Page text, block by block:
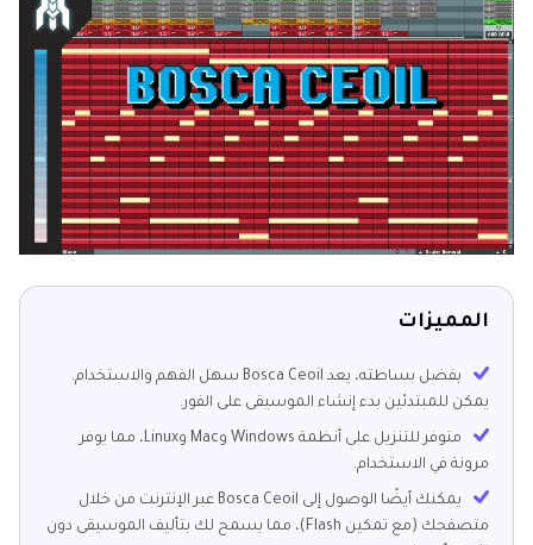
المميزات
بفضل بساطته، يعد Bosca Ceoil سهل الفهم والاستخدام.
يمكن للمبتدئين بدء إنشاء الموسيقى على الفور.
متوفر للتنزيل على أنظمة Windows وMac وLinux، مما يوفر
مرونة في الاستخدام.
يمكنك أيضًا الوصول إلى Bosca Ceoil عبر الإنترنت من خلال
متصفحك (مع تمكين Flash)، مما يسمح لك بتأليف الموسيقى دون